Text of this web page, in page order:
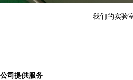
我们的实验
公司提供服务